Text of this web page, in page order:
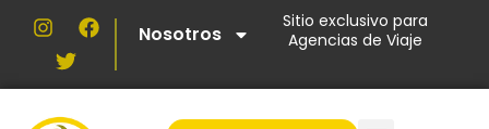
Nosotros
Sitio exclusivo para
Agencias de Viaje